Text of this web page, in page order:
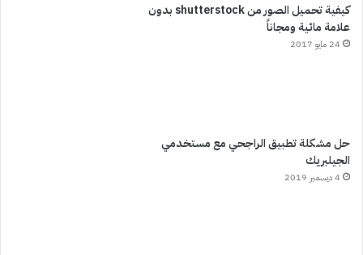
كيفية تحميل الصور من shutterstock بدون
علامة مائية ومجاناً
24 مايو 2017
حل مشكلة تطبيق الراجحي مع مستخدمي
الجيلبريك
4 ديسمبر 2019